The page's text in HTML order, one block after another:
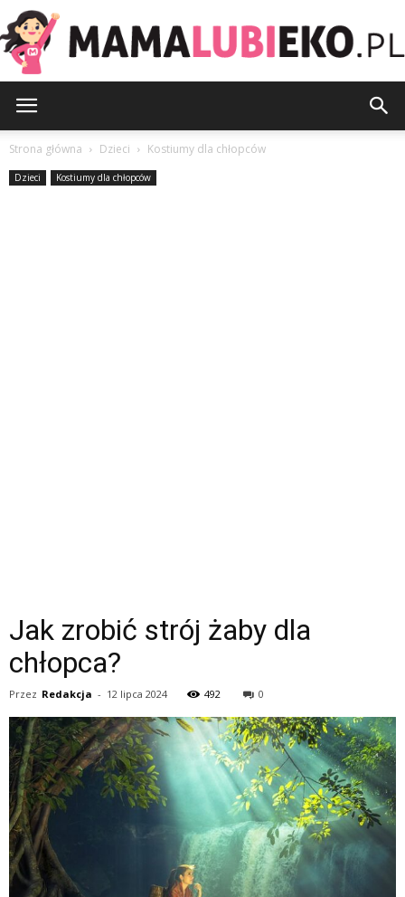
Strona główna Dzieci Kostiumy dla chłopców
Dzieci Kostiumy dla chłopców
Jak zrobić strój żaby dla
chłopca?
Przez Redakcja - 12 lipca 2024 492 0